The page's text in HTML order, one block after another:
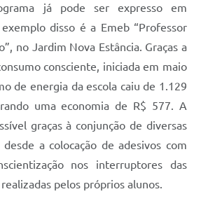
já pode ser expresso em
disso é a Emeb “Professor
no Jardim Nova Estância. Graças a
consciente, iniciada em maio
de energia da escola caiu de 1.129
uma economia de R$ 577. A
graças à conjunção de diversas
a colocação de adesivos com
nos interruptores das
pelos próprios alunos.